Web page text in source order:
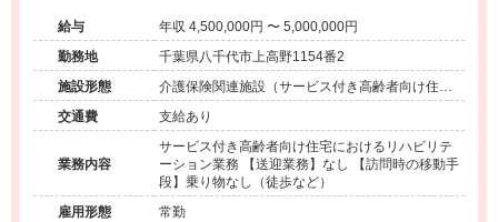
給与
年収 4,500,000円 〜 5,000,000円
勤務地
千葉県八千代市上高野1154番2
施設形態
介護保険関連施設（サービス付き高齢者向け住宅/
訪問看護・リハ）
交通費 支給あり
業務内容
サービス付き高齢者向け住宅におけるリハビリテ
ーション業務 【送迎業務】なし 【訪問時の移動手
段】乗り物なし（徒歩など）
雇用形態
常勤